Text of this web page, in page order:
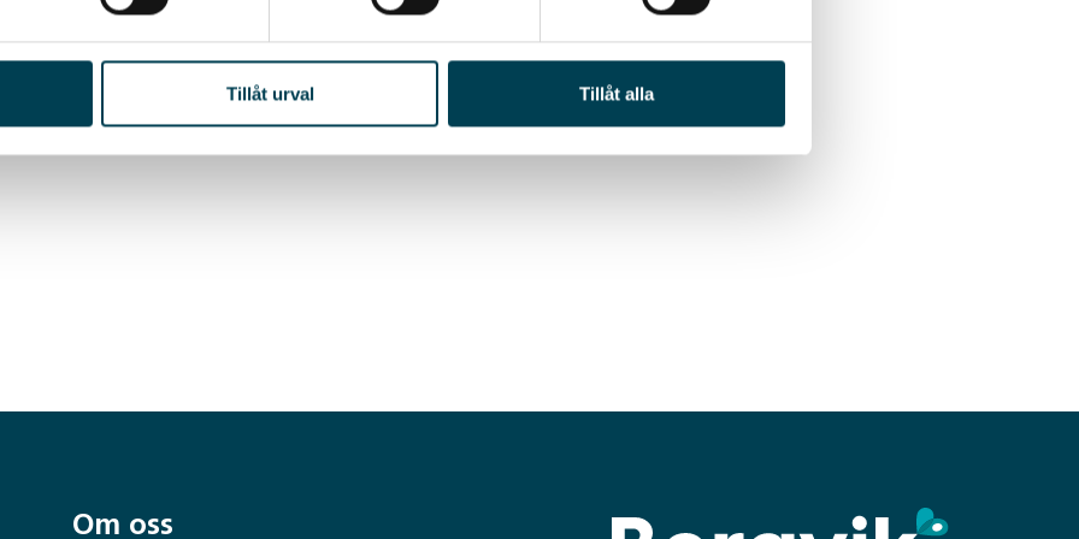
Tillåt urval Tillåt alla
med oss.
nu genom att ladda ned Bergvik Plus och kryssa i
Om oss